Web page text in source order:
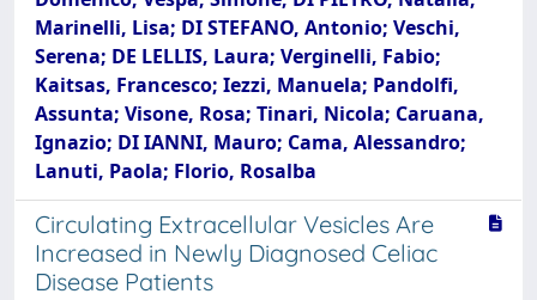
Marinelli, Lisa; DI STEFANO, Antonio; Veschi,
Serena; DE LELLIS, Laura; Verginelli, Fabio;
Kaitsas, Francesco; Iezzi, Manuela; Pandolfi,
Assunta; Visone, Rosa; Tinari, Nicola; Caruana,
Ignazio; DI IANNI, Mauro; Cama, Alessandro;
Lanuti, Paola; Florio, Rosalba
Circulating Extracellular Vesicles Are
Increased in Newly Diagnosed Celiac
Disease Patients